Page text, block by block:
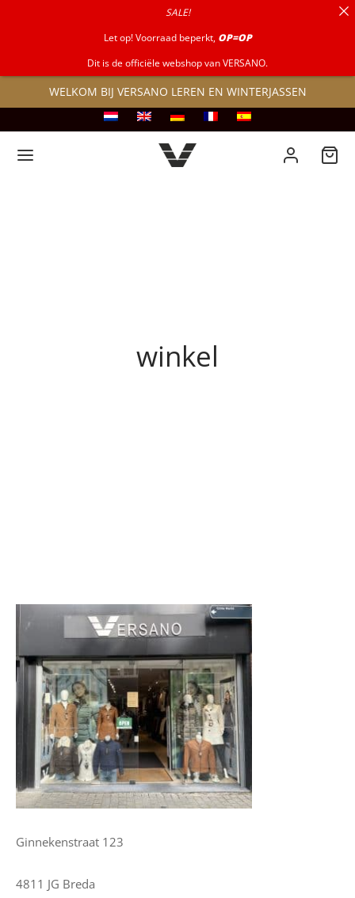
WELKOM BIJ VERSANO LEREN EN WINTERJASSEN
winkel
Ginnekenstraat 123
4811 JG Breda
SALE!
Let op! Voorraad beperkt, OP=OP
Dit is de officiële webshop van VERSANO.